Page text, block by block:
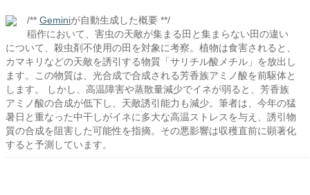
/** Geminiが自動生成した概要 **/
稲作において、害虫の天敵が集まる田と集まらない田の違い
について、殺虫剤不使用の田を対象に考察。植物は食害されると、
カマキリなどの天敵を誘引する物質「サリチル酸メチル」を放出し
ます。この物質は、光合成で合成される芳香族アミノ酸を前駆体と
します。 しかし、高温障害や蒸散量減少でイネが弱ると、芳香族
アミノ酸の合成が低下し、天敵誘引能力も減少。筆者は、今年の猛
暑日と重なった中干しがイネに多大な高温ストレスを与え、誘引物
質の合成を阻害した可能性を指摘。その悪影響は収穫直前に顕著化
すると予測しています。